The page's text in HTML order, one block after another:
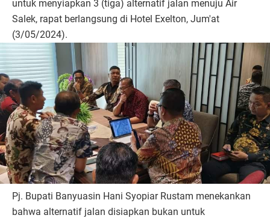
untuk menyiapkan 3 (tiga) alternatif jalan menuju Air
Salek, rapat berlangsung di Hotel Exelton, Jum'at
(3/05/2024).
Pj. Bupati Banyuasin Hani Syopiar Rustam menekankan
bahwa alternatif jalan disiapkan bukan untuk